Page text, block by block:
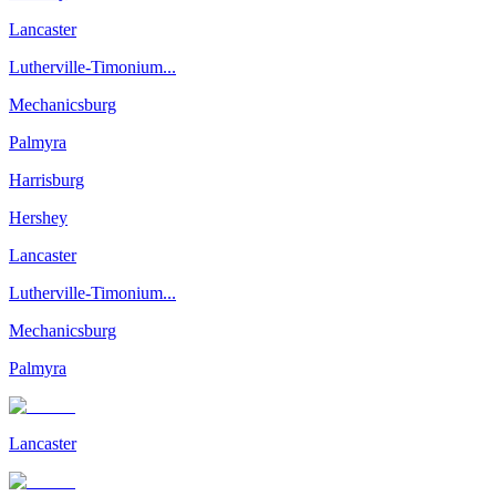
Lancaster
Lutherville-Timonium...
Mechanicsburg
Palmyra
Harrisburg
Hershey
Lancaster
Lutherville-Timonium...
Mechanicsburg
Palmyra
Lancaster